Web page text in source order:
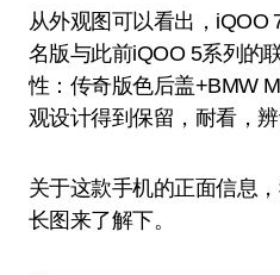
从外观图可以看出，iQOO
名版与此前iQOO 5系列的
性：传奇版色后盖+BMW
观设计得到保留，耐看，辨
关于这款手机的正面信息
长图来了解下。